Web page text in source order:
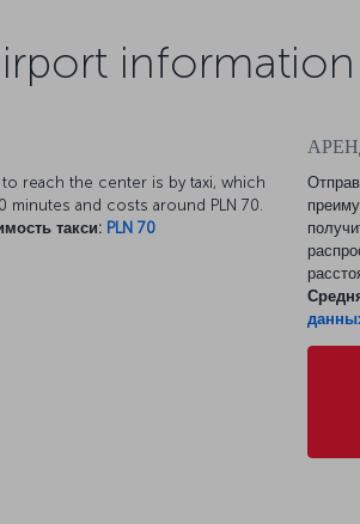
information
to reach the center is by taxi, which
minutes and costs around PLN 70.
такси: PLN 70